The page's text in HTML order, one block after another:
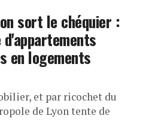
sort le chéquier :
en logements
et par ricochet du
de Lyon tente de